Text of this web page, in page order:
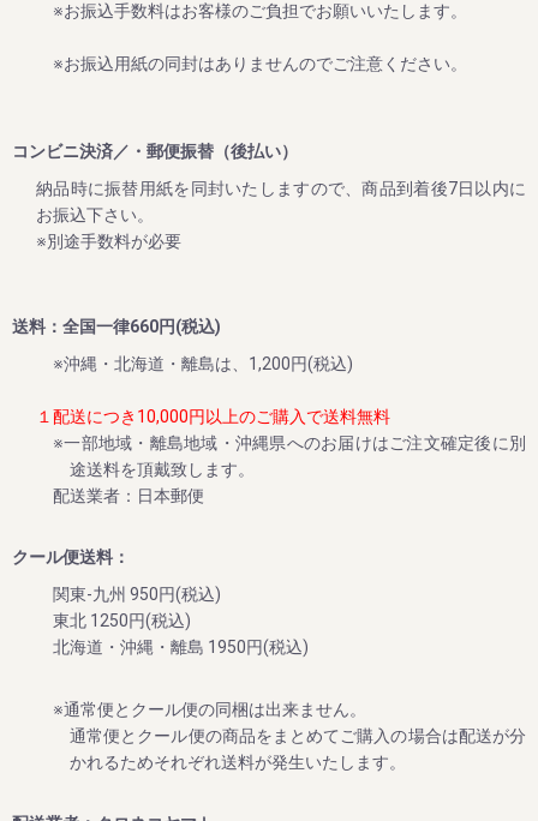
８月末までに早期ご予約承り中!!
今まさに収穫中の2024年の梅干しを、昔ながらのしそ味で漬
け込んだ、紀州南高梅 しそ漬け 1.2kg。
そんな想いで、今年も早期ご予約スタート!!!!
2024/06/04
新食感冷凍スイーツ「生クリームぱんだ」の販売を再開しま
した
今回、生クリームぱんだ（青うめ、柚子、みかん味）の販売
を再開させていただきました。
これから暑い日々が続きますので、ぜひ和歌山特産品の冷た
オンラインショップで「THE梅干ししょっぱMAX」の販売開
始のお知らせ
今回、塩分20%超えの超しょっぱい梅干し「THE梅干ししょ
※お振込手数料はお客様のご負担でお願いいたします。
※お振込用紙の同封はありませんのでご注意ください。
コンビニ決済／・郵便振替（後払い）
納品時に振替用紙を同封いたしますので、商品到着後7日以内に
お振込下さい。
※別途手数料が必要
送料：全国一律660円(税込)
※沖縄・北海道・離島は、1,200円(税込)
１配送につき10,000円以上のご購入で送料無料
※一部地域・離島地域・沖縄県へのお届けはご注文確定後に別
途送料を頂戴致します。
配送業者：日本郵便
クール便送料：
関東-九州 950円(税込)
東北 1250円(税込)
北海道・沖縄・離島 1950円(税込)
※通常便とクール便の同梱は出来ません。
通常便とクール便の商品をまとめてご購入の場合は配送が分
かれるためそれぞれ送料が発生いたします。